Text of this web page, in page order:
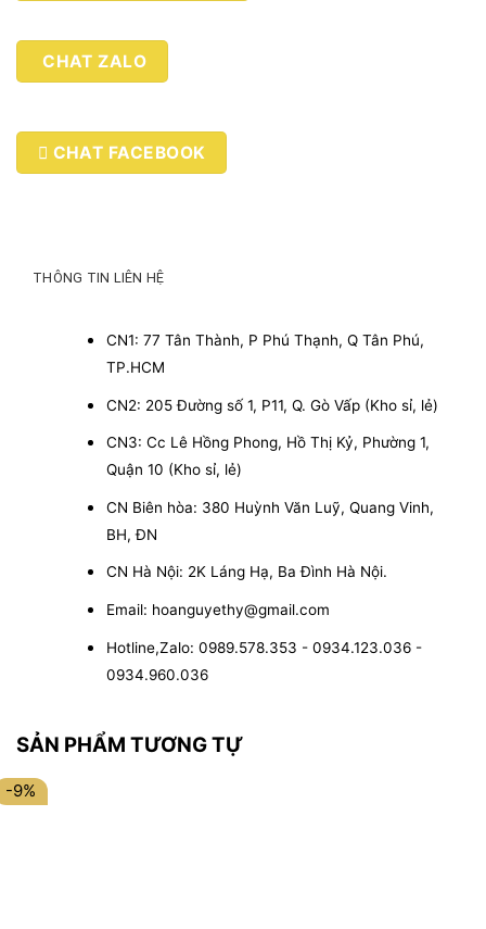
số
lượngCHAT ZALO
CHAT FACEBOOK
THÔNG TIN LIÊN HỆ
CN1: 77 Tân Thành, P Phú Thạnh, Q Tân Phú,
TP.HCM
CN2: 205 Đường số 1, P11, Q. Gò Vấp (Kho sỉ, lẻ)
CN3: Cc Lê Hồng Phong, Hồ Thị Kỷ, Phường 1,
Quận 10 (Kho sỉ, lẻ)
CN Biên hòa: 380 Huỳnh Văn Luỹ, Quang Vinh,
BH, ĐN
CN Hà Nội: 2K Láng Hạ, Ba Đình Hà Nội.
Email: hoanguyethy@gmail.com
Hotline,Zalo: 0989.578.353 - 0934.123.036 -
0934.960.036
SẢN PHẨM TƯƠNG TỰ
-9%